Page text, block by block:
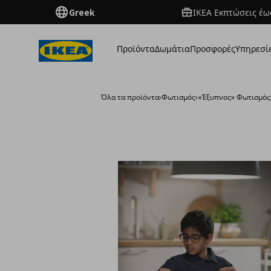
Greek ΙΚΕΑ Εκπτώσεις
ΠροϊόνταΔωμάτιαΠροσφορές
Όλα τα προϊόντα›Φωτισμός›«Έξυπνος» Φωτισμός